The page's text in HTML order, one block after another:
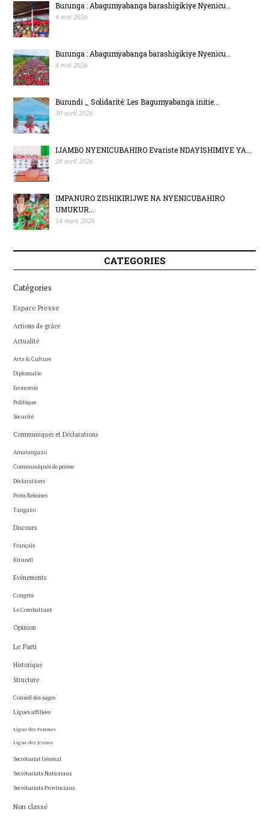
Burunga : Abagumyabanga barashigikiye Nyenicu...
4 mai 2026
Burunga : Abagumyabanga barashigikiye Nyenicu...
4 mai 2026
Burundi _ Solidarité: Les Bagumyabanga initie...
30 avril 2026
IJAMBO NYENICUBAHIRO Evariste NDAYISHIMIYE YA...
28 avril 2026
IMPANURO ZISHIKIRIJWE NA NYENICUBAHIRO
UMUKUR...
14 mars 2026
CATEGORIES
Catégories
Espace Presse
Actions de grâce
Actualité
Arts & Culture
Diplomatie
Economie
Politique
Sécurité
Communiqués et Déclarations
Amatangazo
Communiqués de presse
Déclarations
Press Releases
Tangazo
Discours
Français
Kirundi
Evénements
Congrès
Le Combattant
Opinion
Le Parti
Historique
Structure
Conseil des sages
Ligues affiliées
Ligue des Femmes
Ligue des Jeunes
Secrétariat Général
Secrétariats Nationaux
Secrétariats Provinciaux
Non classé